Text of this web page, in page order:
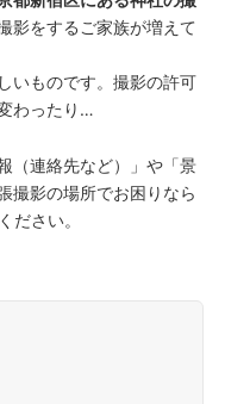
影をするご家族が増えて
いものです。撮影の許可
わったり…
（連絡先など）」 や「景
撮影の場所でお困りなら
ださい。